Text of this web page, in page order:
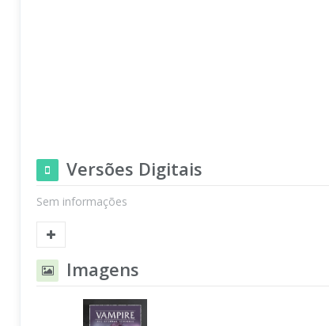
Versões Digitais
Sem informações
Imagens